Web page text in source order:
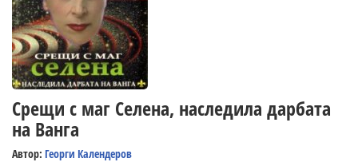
Срещи с маг Селена, наследила дарбата
на Ванга
Автор: Георги Календеров